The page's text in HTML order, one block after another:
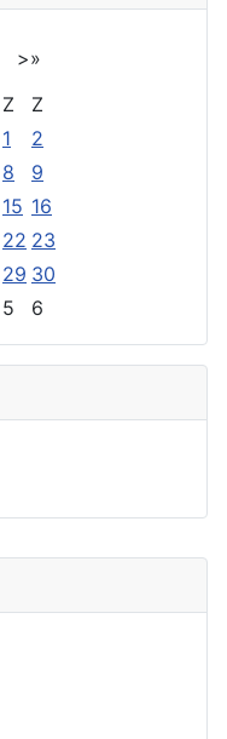
>»
Z
Z
1
2
8
9
15 16
22 23
29 30
5 6